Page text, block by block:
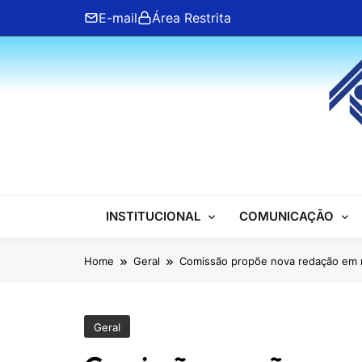
content
E-mail Área Restrita
ANFIP Nacional
INSTITUCIONAL COMUNICAÇÃO
Home Geral Comissão propõe nova redação
Geral